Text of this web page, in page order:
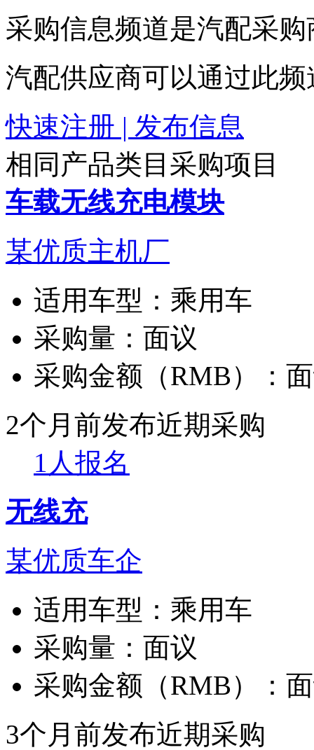
采购信息频道是汽配采
汽配供应商可以通过此
快速注册 | 发布信息
相同产品类目采购项目
车载无线充电模块
某优质主机厂
适用车型： 乘用车
采购量： 面议
采购金额（RMB）：
2个月前发布近期采购
1人报名
无线充
某优质车企
适用车型： 乘用车
采购量： 面议
采购金额（RMB）：
3个月前发布近期采购